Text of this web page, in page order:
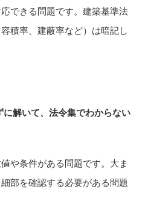
できる問題です。建築基準法
積率、建蔽率など）は暗記し
解いて、法令集でわからない
や条件がある問題です。大ま
部を確認する必要がある問題